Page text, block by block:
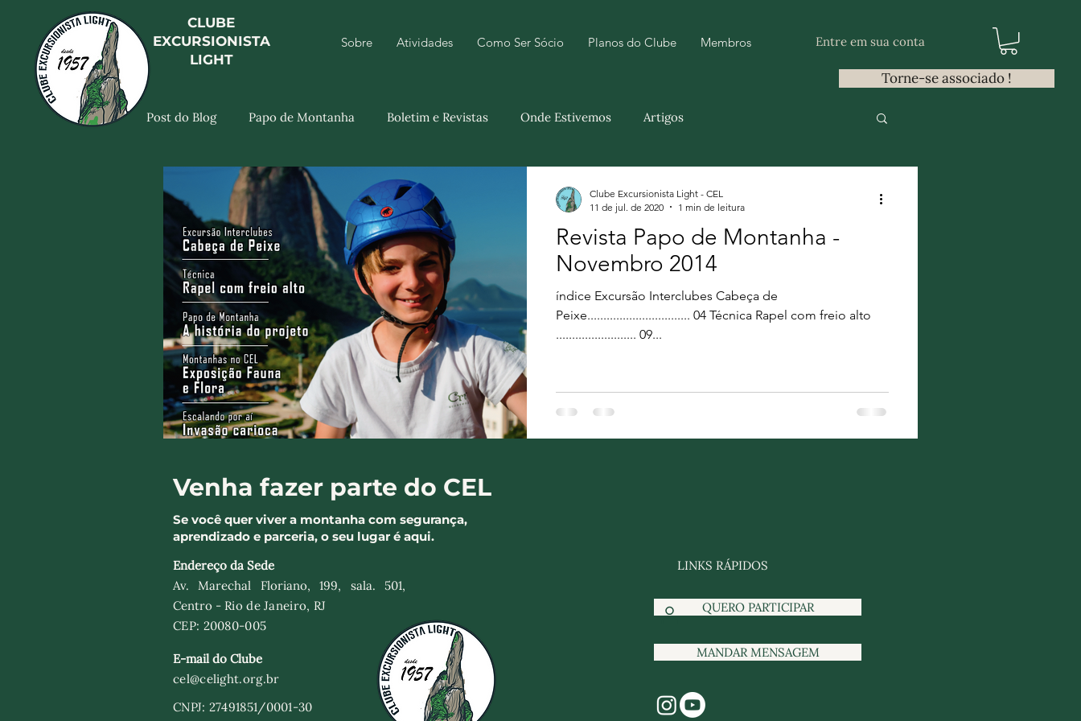
CLUBE
EXCURSIONISTA
LIGHT
Sobre Atividades Como Ser Sócio Planos do Clube Membros Entre em sua conta
Torne-se associado !
Post do Blog Papo de Montanha Boletim e Revistas Onde Estivemos Artigos
Revista Papo de Montanha -
Novembro 2014
índice Excursão Interclubes Cabeça de
Peixe................................ 04 Técnica Rapel com freio alto
......................... 09...
Clube Excursionista Light - CEL
11 de jul. de 2020
1 min de leitura
Venha fazer parte do CEL
Se você quer viver a montanha com segurança,
aprendizado e parceria, o seu lugar é aqui.
E-mail do Clube
cel@celight.org.br
Endereço da Sede
Av. Marechal Floriano, 199, sala. 501,
Centro - Rio de Janeiro, RJ
CEP: 20080-005​
CNPJ: 27491851/0001-30​
LINKS RÁPIDOS
QUERO PARTICIPAR
MANDAR MENSAGEM